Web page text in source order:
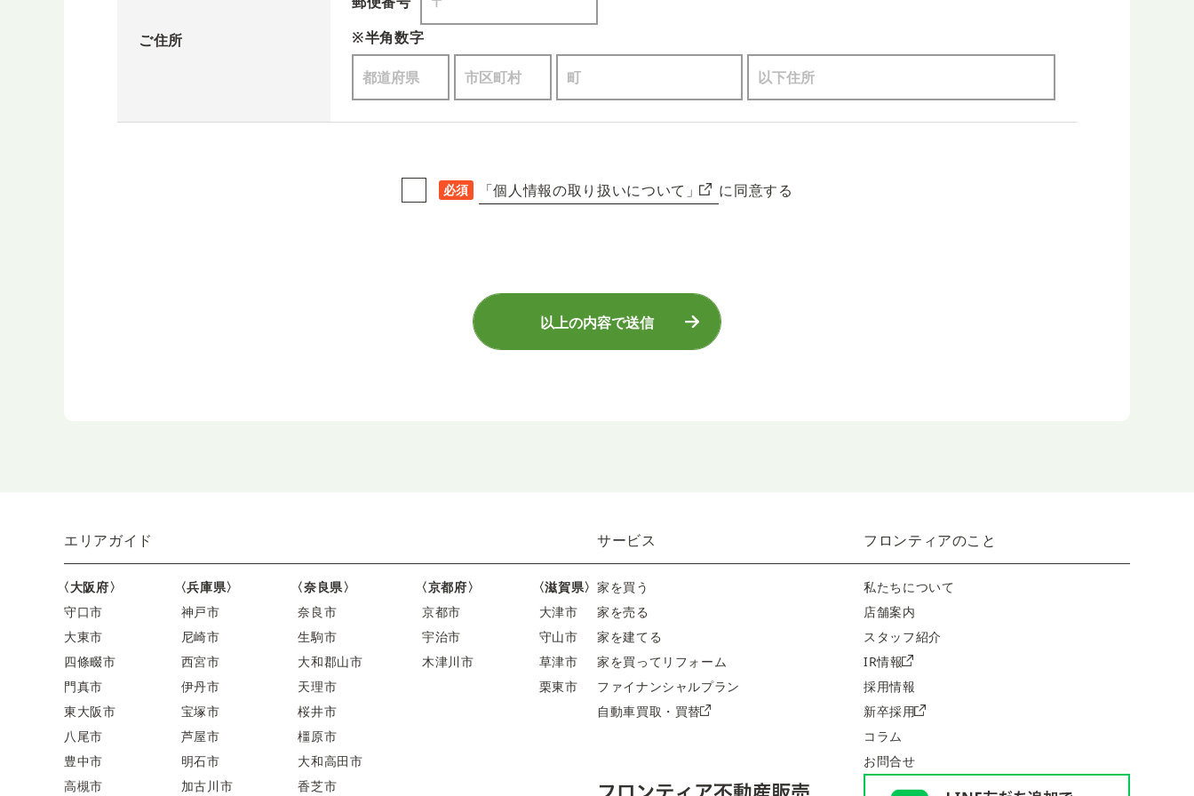
ご住所
※半角数字
必須 「個人情報の取り扱いについて」 に同意する
以上の内容で送信
エリアガイド
〈大阪府〉
守口市
大東市
四條畷市
門真市
東大阪市
八尾市
豊中市
高槻市
〈兵庫県〉
神戸市
尼崎市
西宮市
伊丹市
宝塚市
芦屋市
明石市
加古川市
〈奈良県〉
奈良市
生駒市
大和郡山市
天理市
桜井市
橿原市
大和高田市
香芝市
〈京都府〉
京都市
宇治市
木津川市
〈滋賀県〉
大津市
守山市
草津市
栗東市
サービス
家を買う
家を売る
家を建てる
家を買ってリフォーム
ファイナンシャルプラン
自動車買取・買替
フロンティアのこと
私たちについて
店舗案内
スタッフ紹介
IR情報
採用情報
新卒採用
コラム
お問合せ